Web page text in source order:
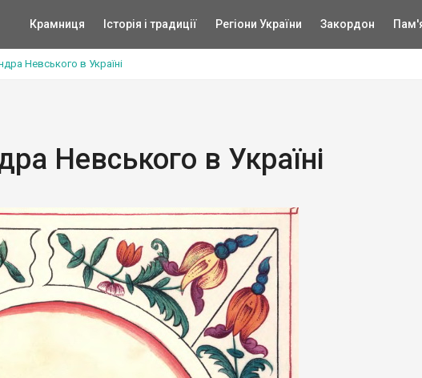
Крамниця Історія і традиції Регіони України Закордон
Невського в Україні
Невського в Україні